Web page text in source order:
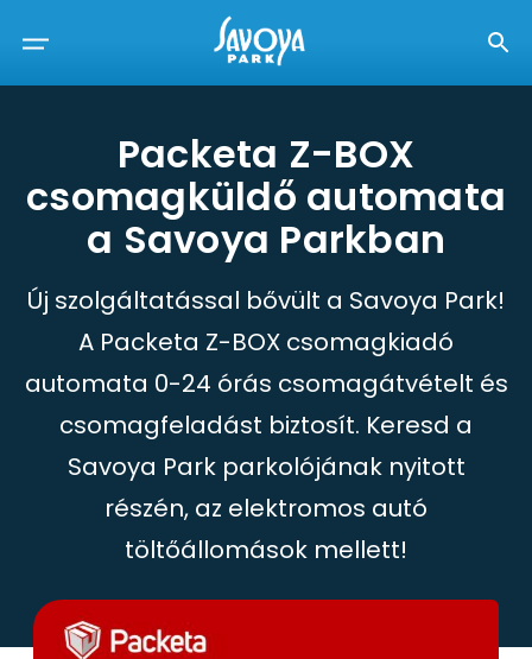
Packeta Z-BOX
csomagküldő automata
a Savoya Parkban
Új szolgáltatással bővült a Savoya Park!
A Packeta Z-BOX csomagkiadó
automata 0-24 órás csomagátvételt és
csomagfeladást biztosít. Keresd a
Savoya Park parkolójának nyitott
részén, az elektromos autó
töltőállomások mellett!